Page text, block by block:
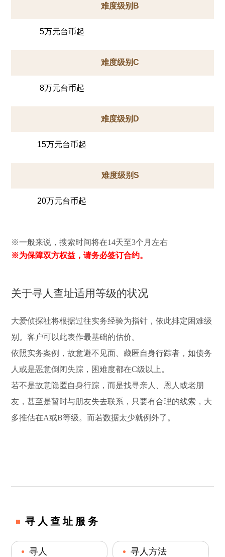
难度级别B
5万元台币起
难度级别C
8万元台币起
难度级别D
15万元台币起
难度级别S
20万元台币起
※一般来说，搜索时间将在14天至3个月左右
※为保障双方权益，请务必签订合约。
关于寻人查址适用等级的状况
大爱侦探社将根据过往实务经验为指针，依此排定困难级
别。客户可以此表作最基础的估价。
依照实务案例，故意避不见面、藏匿自身行踪者，如债务
人或是恶意倒闭失踪，困难度都在C级以上。
若不是故意隐匿自身行踪，而是找寻亲人、恩人或老朋
友，甚至是暂时与朋友失去联系，只要有合理的线索，大
多推估在A或B等级。而若数据太少就例外了。
寻人查址服务
寻人 寻人方法